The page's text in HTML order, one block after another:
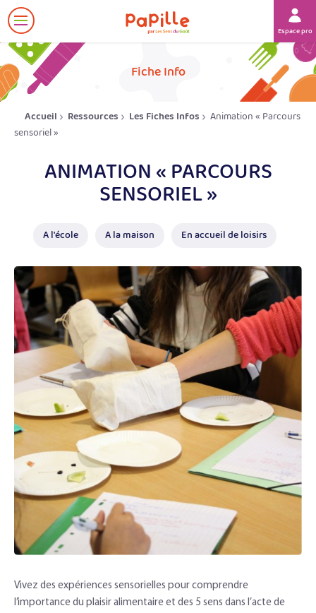
Afficher
le
menu
Espace
Fiche Info
Accueil Ressources Les Fiches Infos
Animation « Parcours
sensoriel »
ANIMATION « PARCOURS
SENSORIEL »
A l'école A la maison En accueil de loisirs
Vivez des expériences sensorielles pour comprendre
l’importance du plaisir alimentaire et des 5 sens dans l’acte de